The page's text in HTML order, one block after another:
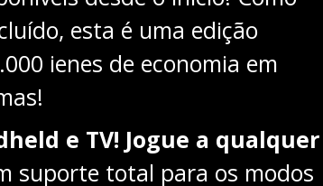
esta é uma edição
ienes de economia em
e TV! Jogue a qualquer
suporte total para os modos